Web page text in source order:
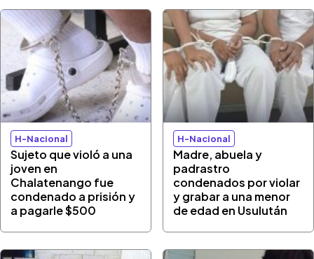
H-Nacional
Sujeto que violó a una
joven en
Chalatenango fue
condenado a prisión y
a pagarle $500
H-Nacional
Madre, abuela y
padrastro
condenados por violar
y grabar a una menor
de edad en Usulután